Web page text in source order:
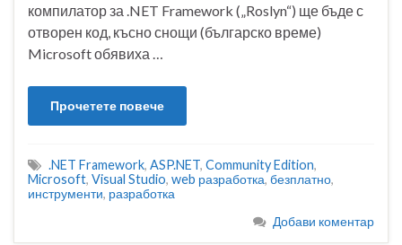
компилатор за .NET Framework („Roslyn“) ще бъде с
отворен код, късно снощи (българско време)
Microsoft обявиха …
Прочетете повече
.NET Framework, ASP.NET, Community Edition,
Microsoft, Visual Studio, web разработка, безплатно,
инструменти, разработка
Добави коментар